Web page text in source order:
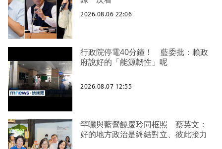
2026.08.06 22:06
行政院停電40分鐘！ 藍委批：賴政
府說好的「能源韌性」呢
2026.08.07 12:55
罕曬與藍營饒慶玲同框照 蔡英文：
好的地方政治是終結對立、彼此接力